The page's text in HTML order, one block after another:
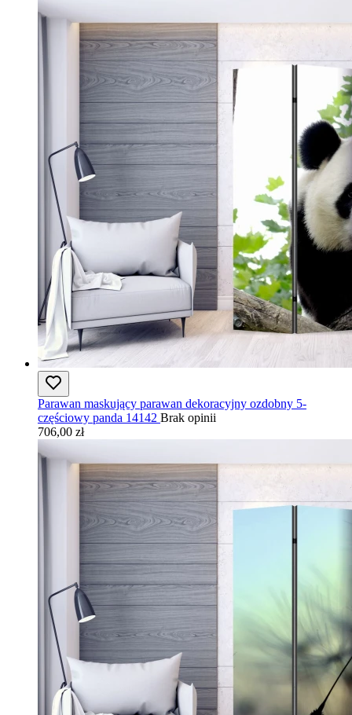
Parawan maskujący parawan dekoracyjny ozdobny 5-
częściowy panda 14142 Brak opinii
706,00 zł